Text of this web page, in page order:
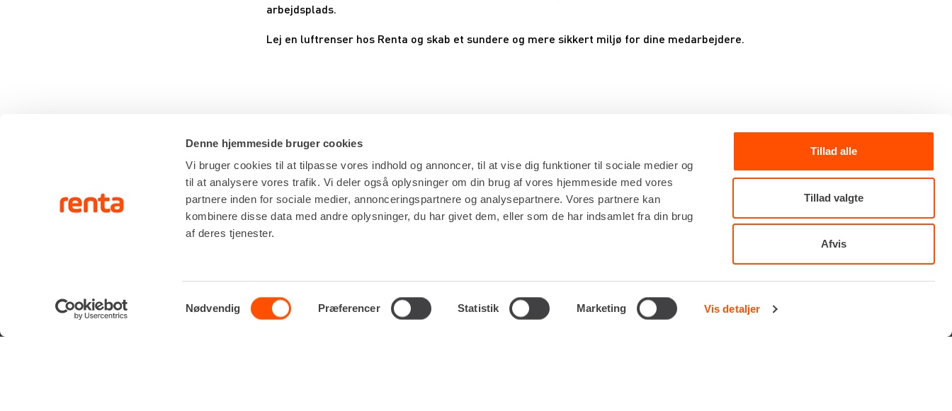
Denne hjemmeside bruger cookies
Vi bruger cookies til at tilpasse vores indhold og annoncer, til at vise dig funktioner til sociale medier og
til at analysere vores trafik. Vi deler også oplysninger om din brug af vores hjemmeside med vores
partnere inden for sociale medier, annonceringspartnere og analysepartnere. Vores partnere kan
kombinere disse data med andre oplysninger, du har givet dem, eller som de har indsamlet fra din brug
af deres tjenester.
Samtykkevalg
Nødvendig Præferencer Statistik Marketing Vis detaljer
Tillad alle
Tillad valgte
Afvis
arbejdsplads.
Lej en luftrenser hos Renta og skab et sundere og mere sikkert miljø for dine medarbejdere.
E-mail:info@renta.dk
CVR-nummer: 29416796
SERVICES
RÅDGIVNING
GENVEJE TILMELD NYHEDSBREV
Få de seneste nyheder, invitationer, tips og tricks m.m.